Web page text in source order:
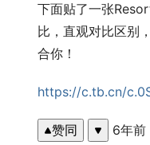
下面贴了一张
比，直观对比区别
合你！
https://c.tb.cn/
赞同 6年前